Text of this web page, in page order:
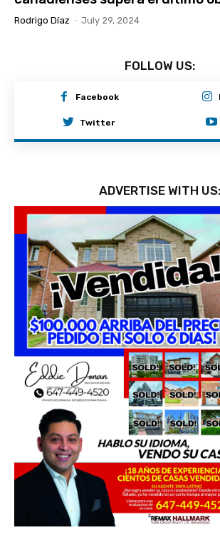
Rodrigo Díaz - July 29, 2024
FOLLOW US:
Facebook
Twitter
ADVERTISE WITH US: